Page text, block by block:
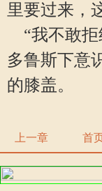
里要过来，
“我不敢拒
多鲁斯下意
的膝盖。
上一章 首